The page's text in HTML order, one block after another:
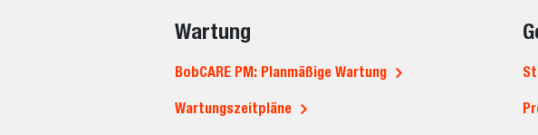
Wartung
BobCARE PM: Planmäßige Wartung
Wartungszeitpläne